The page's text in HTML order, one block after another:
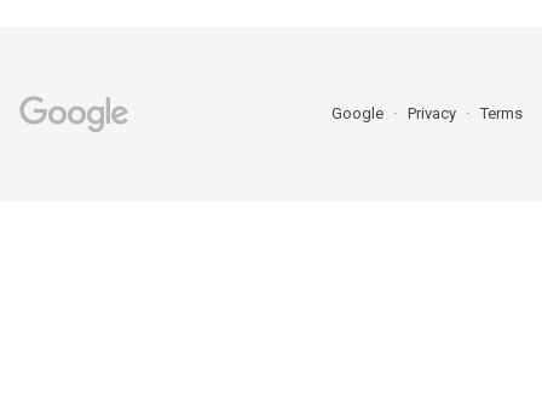
Google Privacy Terms